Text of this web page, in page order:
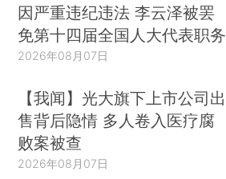
因严重违纪违法 李云泽被罢
免第十四届全国人大代表职务
2026年08月07日
【我闻】光大旗下上市公司出
售背后隐情 多人卷入医疗腐
败案被查
2026年08月07日